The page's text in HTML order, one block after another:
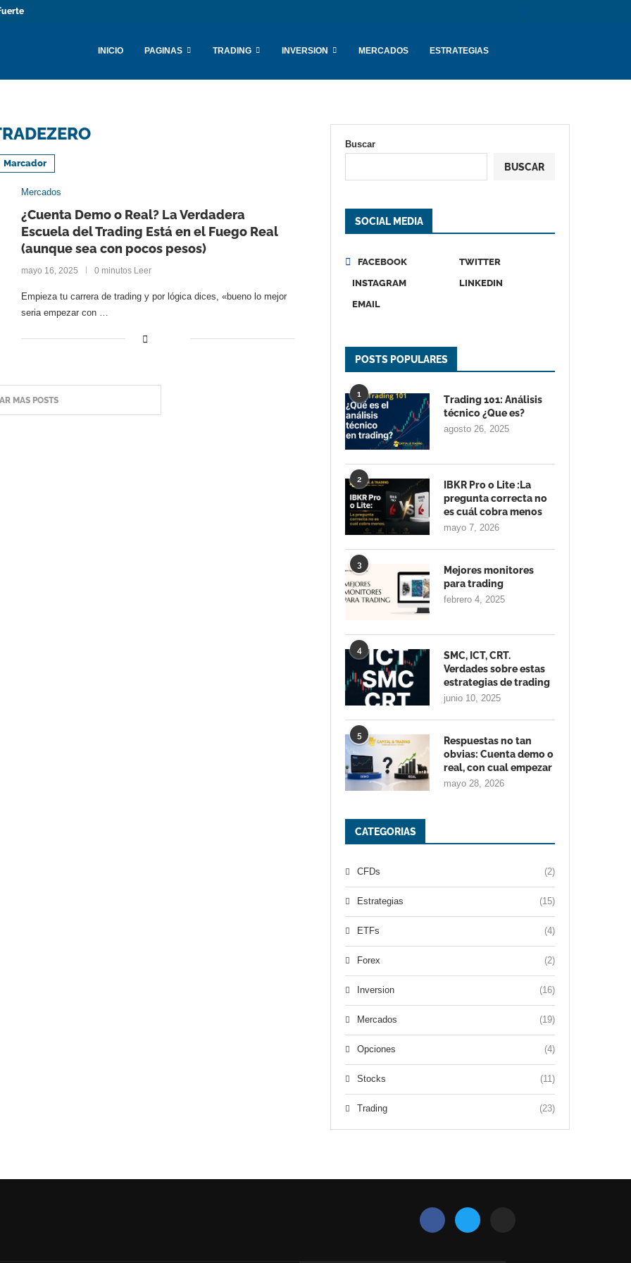
INICIO PAGINAS TRADING INVERSION MERCADOS ESTRATEGIAS
Marcador
Mercados
¿Cuenta Demo o Real? La Verdadera
Escuela del Trading Está en el Fuego Real
(aunque sea con pocos pesos)
mayo 16, 2025 0 minutos Leer
Empieza tu carrera de trading y por lógica dices, «bueno lo mejor
seria empezar con …
MAS POSTS
Buscar
BUSCAR
SOCIAL MEDIA
FACEBOOK
TWITTER
INSTAGRAM
LINKEDIN
EMAIL
POSTS POPULARES
1
Trading 101: Análisis
técnico ¿Que es?
agosto 26, 2025
2
IBKR Pro o Lite :La
pregunta correcta no
es cuál cobra menos
mayo 7, 2026
3
Mejores monitores
para trading
febrero 4, 2025
4
SMC, ICT, CRT.
Verdades sobre estas
estrategias de trading
junio 10, 2025
5
Respuestas no tan
obvias: Cuenta demo o
real, con cual empezar
mayo 28, 2026
CATEGORIAS
CFDs (2)
Estrategias (15)
ETFs (4)
Forex (2)
Inversion (16)
Mercados (19)
Opciones (4)
Stocks (11)
Trading (23)